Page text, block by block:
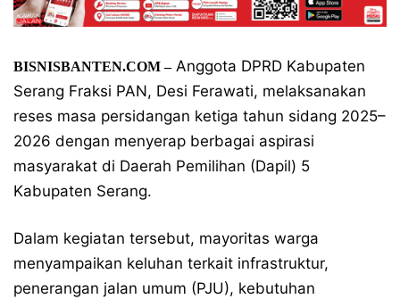
BISNISBANTEN.COM –Anggota DPRD Kabupaten
Serang Fraksi PAN, Desi Ferawati, melaksanakan
reses masa persidangan ketiga tahun sidang 2025–
2026 dengan menyerap berbagai aspirasi
masyarakat di Daerah Pemilihan (Dapil) 5
Kabupaten Serang.
Dalam kegiatan tersebut, mayoritas warga
menyampaikan keluhan terkait infrastruktur,
penerangan jalan umum (PJU), kebutuhan